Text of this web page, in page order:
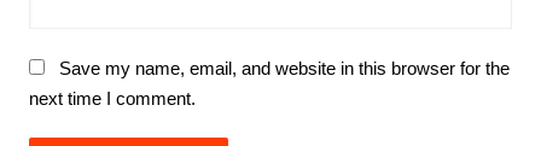
Save my name, email, and website in this browser for the
next time I comment.